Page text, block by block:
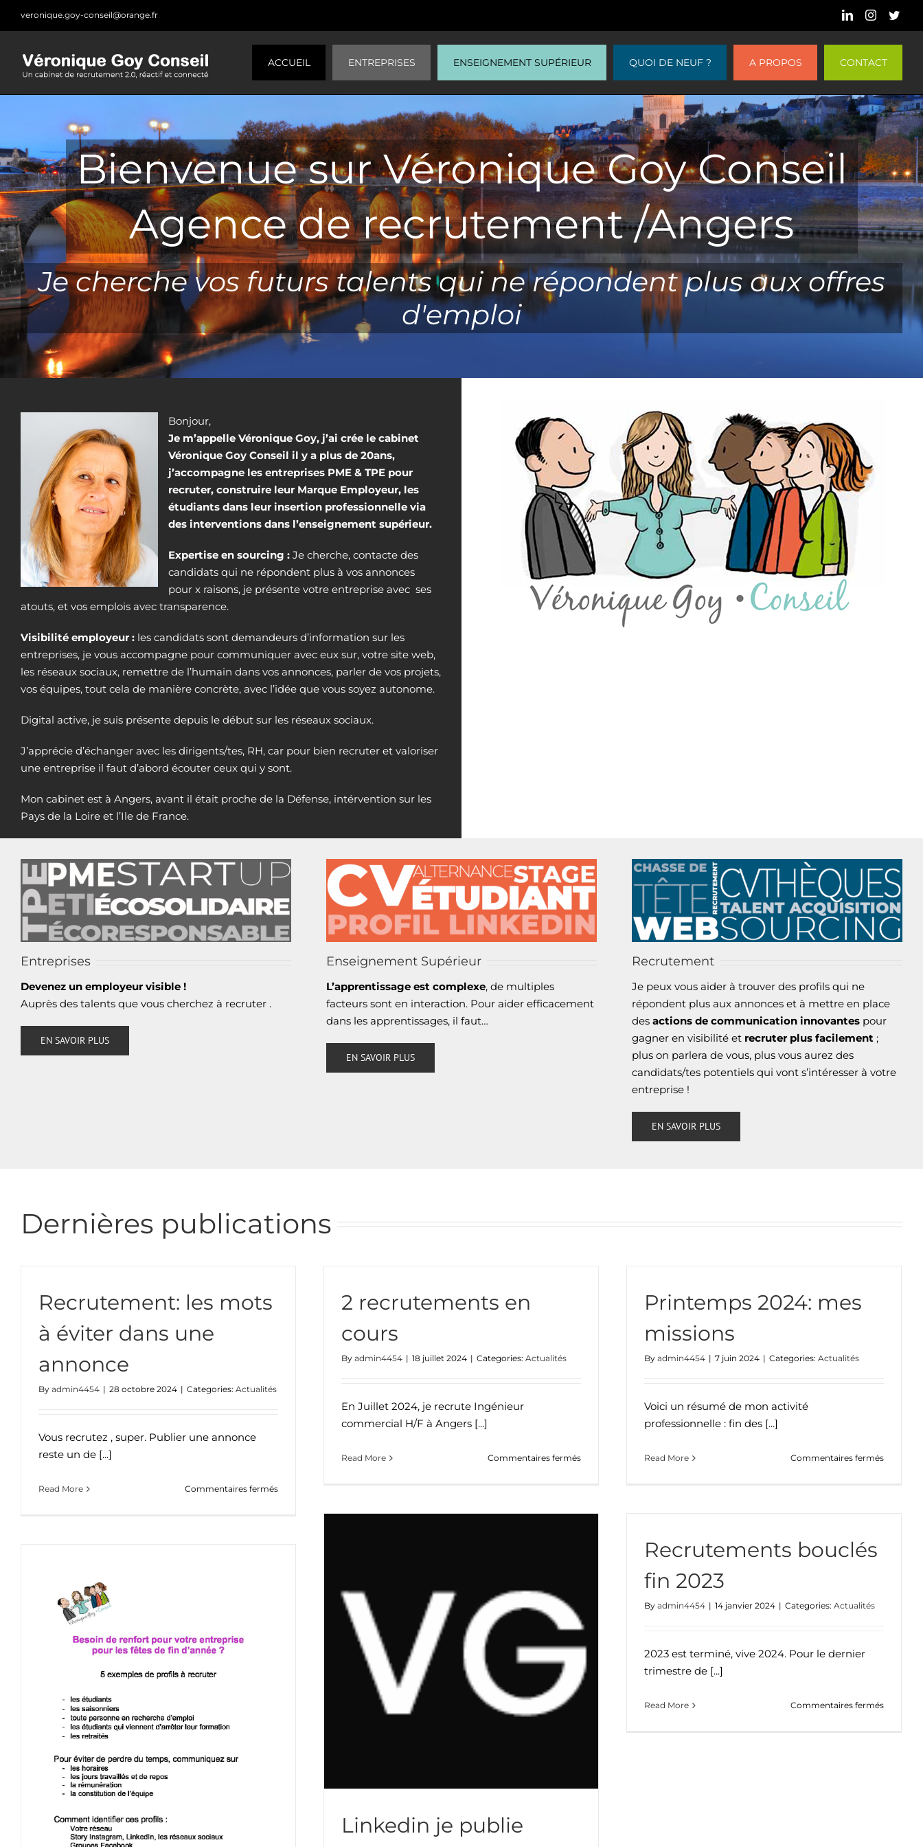
veronique.goy-conseil@orange.fr LinkedInInstagram
ACCUEIL ENTREPRISES ENSEIGNEMENT SUPÉRIEUR QUOI DE NEUF ? A PROPOS CONTACT
Bienvenue sur Véronique Goy Conseil
Agence de recrutement /Angers
Je cherche vos futurs talents qui ne répondent plus aux offres
d'emploi
Bonjour,
Je m’appelle Véronique Goy, j’ai crée le cabinet
Véronique Goy Conseil il y a plus de 20ans,
j’accompagne les entreprises PME & TPE pour
recruter, construire leur Marque Employeur, les
étudiants dans leur insertion professionnelle via
des interventions dans l’enseignement supérieur.
Expertise en sourcing : Je cherche, contacte des
candidats qui ne répondent plus à vos annonces
pour x raisons, je présente votre entreprise avec ses
atouts, et vos emplois avec transparence.
Visibilité employeur : les candidats sont demandeurs d’information sur les
entreprises, je vous accompagne pour communiquer avec eux sur, votre site web,
les réseaux sociaux, remettre de l’humain dans vos annonces, parler de vos projets,
vos équipes, tout cela de manière concrète, avec l’idée que vous soyez autonome.
Digital active, je suis présente depuis le début sur les réseaux sociaux.
J’apprécie d’échanger avec les dirigents/tes, RH, car pour bien recruter et valoriser
une entreprise il faut d’abord écouter ceux qui y sont.
Mon cabinet est à Angers, avant il était proche de la Défense, intérvention sur les
Pays de la Loire et l’Ile de France.
Entreprises
Devenez un employeur visible !
Auprès des talents que vous cherchez à recruter .
EN SAVOIR PLUS
Enseignement Supérieur
L’apprentissage est complexe, de multiples
facteurs sont en interaction. Pour aider efficacement
dans les apprentissages, il faut…
EN SAVOIR PLUS
Recrutement
Je peux vous aider à trouver des profils qui ne
répondent plus aux annonces et à mettre en place
des actions de communication innovantes pour
gagner en visibilité et recruter plus facilement ;
plus on parlera de vous, plus vous aurez des
candidats/tes potentiels qui vont s’intéresser à votre
entreprise !
EN SAVOIR PLUS
Dernières publications
Recrutement: les mots
à éviter dans une
annonce
By admin4454 | 28 octobre 2024 | Categories: Actualités
Vous recrutez , super. Publier une annonce
reste un de [...]
Read More Commentaires ferméssur
2 recrutements en
cours
By admin4454 | 18 juillet 2024 | Categories: Actualités
En Juillet 2024, je recrute Ingénieur
commercial H/F à Angers [...]
Read More Commentaires ferméssur
Printemps 2024: mes
missions
By admin4454 | 7 juin 2024 | Categories: Actualités
Voici un résumé de mon activité
professionnelle : fin des [...]
Read More Commentaires ferméssur
Linkedin je publie
Recrutements bouclés
fin 2023
By admin4454 | 14 janvier 2024 | Categories: Actualités
2023 est terminé, vive 2024. Pour le dernier
trimestre de [...]
Read More Commentaires ferméssur
5 profils à recruter pour les fêtes de fin d’année